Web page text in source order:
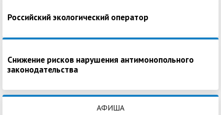
Российский экологический оператор
Снижение рисков нарушения антимонопольного
законодательства
АФИША